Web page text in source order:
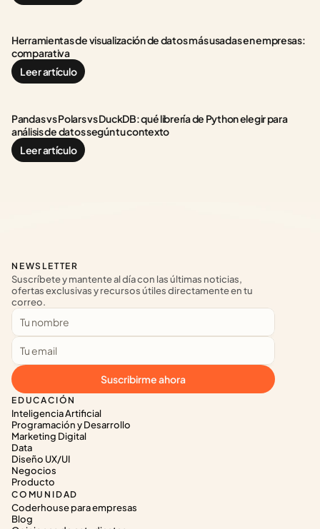
Herramientas de visualización de datos más usadas en empresas:
comparativa
Leer artículo
Pandas vs Polars vs DuckDB: qué librería de Python elegir para
análisis de datos según tu contexto
Leer artículo
EDUCACIÓN
Inteligencia Artificial
Programación y Desarrollo
Marketing Digital
Data
Diseño UX/UI
Negocios
Producto
COMUNIDAD
Coderhouse para empresas
Blog
NEWSLETTER
Suscríbete y mantente al día con las últimas noticias,
ofertas exclusivas y recursos útiles directamente en tu
correo.
Suscribirme ahora